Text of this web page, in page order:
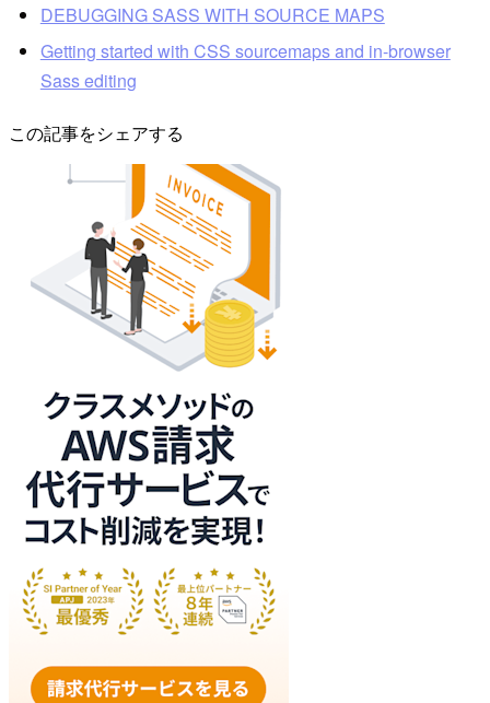
DEBUGGING SASS WITH SOURCE MAPS
Getting started with CSS sourcemaps and in-browser
Sass editing
この記事をシェアする